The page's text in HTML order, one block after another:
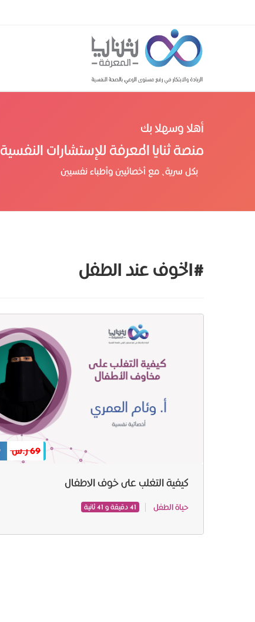
أهلا وسهلا بك
منصة ثنايا المعرفة للإستشارات النفسية
بكل سرية، مع أخصائيين وأطباء نفسيين
#الخوف عند الطفل
69 ر.س
كيفية التغلب على خوف الاطفال
حياة الطفل 41 دقيقة و 41 ثانية